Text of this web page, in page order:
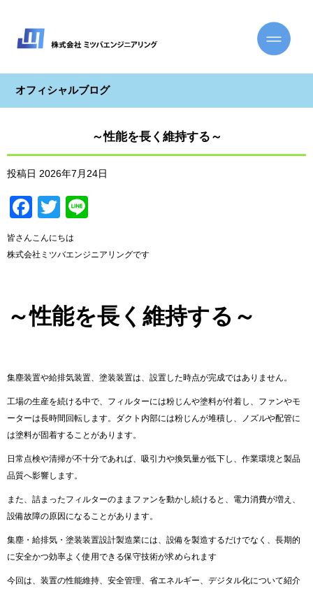
オフィシャルブログ
～性能を長く維持する～
投稿日 2026年7月24日
Facebook
Twitter
皆さんこんにちは
株式会社ミツバエンジニアリングです
～性能を長く維持する～
集塵装置や給排気装置、塗装装置は、設置した時点が完成ではありません。
工場の生産を続ける中で、フィルターには粉じんや塗料が付着し、ファンやモ
ーターは長時間回転します。ダクト内部には粉じんが堆積し、ノズルや配管に
は塗料が固着することがあります。
日常点検や清掃が不十分であれば、吸引力や換気量が低下し、作業環境と製品
品質へ影響します。
また、詰まったフィルターのままファンを動かし続けると、電力消費が増え、
設備故障の原因になることがあります。
集塵・給排気・塗装装置設計製造業には、設備を製造するだけでなく、長期的
に安全かつ効率よく使用できる保守技術が求められます
今回は、装置の性能維持、安全管理、省エネルギー、デジタル化について紹介